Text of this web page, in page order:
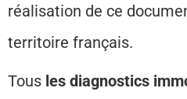
réalisation de ce
territoire français.
Tous les diagnostics